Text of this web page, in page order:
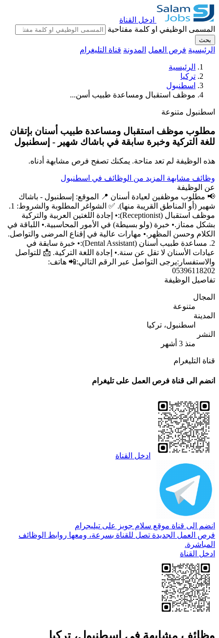
ادخل القناة
المسمى الوظيفي او كلمة مفتاحية
بحث
الرئيسية فرص العمل المدونة قناة التليغرام
الرئيسية
تركيا
اسطنبول
موظف استقبال ومساعدة طبيب أسن...
اسطنبول متنوعة
مطلوب موظف استقبال ومساعدة طبيب أسنان بإتقان
للغة التركية وخبرة سابقة في باشاك شهير - إسطنبول
هذه الوظيفة لم تعد متاحة. يمكنك تصفح فرص مشابهة أدناه.
وظائف مشابهة المزيد من الوظائف في اسطنبول
عن الوظيفة
📢 مطلوب موظفين لعيادة أسنان 📍 الموقع: إسطنبول - باشاك
شهير (أو المناطق القريبة منها). ✅ الشواغر المطلوبة والشروط: 1.
موظف استقبال (Receptionist):• إجادة اللغتين العربية والتركية
بشكل ممتاز.• خبرة (ولو بسيطة) في الأمور المحاسبية.• اللباقة في
الكلام وحسن المظهر.• مهارات عالية في إقناع المرضى والتواصل.
2. مساعدة طبيب أسنان (Dental Assistant):• خبرة سابقة في
عيادات الأسنان لا تقل عن سنة.• إجادة اللغة التركية. 📩 للتواصل
والاستفسار:يرجى التواصل عبر الرقم التالي:📲 هاتف:
05396118202
تفاصيل الوظيفة
المجال
متنوعة
المدينة
اسطنبول، تركيا
النشر
منذ 3 أشهر
قناة التليغرام
انضم الى قناة فرص العمل على تليغرام
ادخل القناة
انضم الى قناة موقع سلام جوبز على تيليجرام
فرص العمل الجديدة تصل للقناة بسرعة، ومعها روابط الوظائف
المباشرة.
ادخل القناة